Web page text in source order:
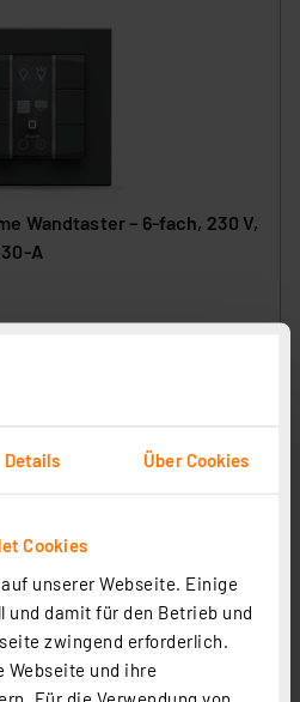
Details Über Cookies
Cookies
unserer Webseite. Einige
und damit für den Betrieb und
zwingend erforderlich.
Webseite und ihre
Für die Verwendung von
Wandtaster – 6-fach, 230 V,
A